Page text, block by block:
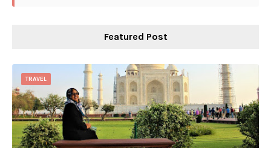
Featured Post
TRAVEL